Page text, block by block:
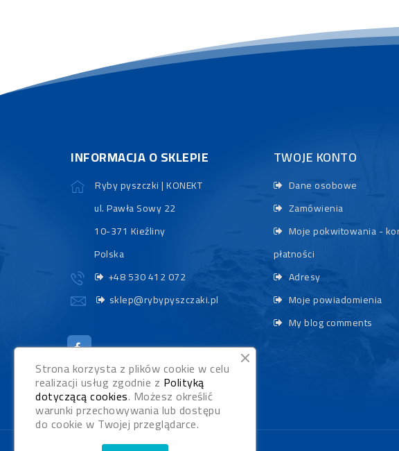
INFORMACJA O SKLEPIE
Ryby pyszczki | KONEKT
ul. Pawła Sowy 22
10-371 Kieźliny
Polska
+48 530 412 072
sklep@rybypyszczaki.pl
TWOJE KONTO
Dane osobowe
Zamówienia
Moje pokwitowania -
płatności
Adresy
Moje powiadomienia
My blog comments
Strona korzysta z plików cookie w celu
realizacji usług zgodnie z Polityką
dotyczącą cookies. Możesz określić
warunki przechowywania lub dostępu
do cookie w Twojej przeglądarce.